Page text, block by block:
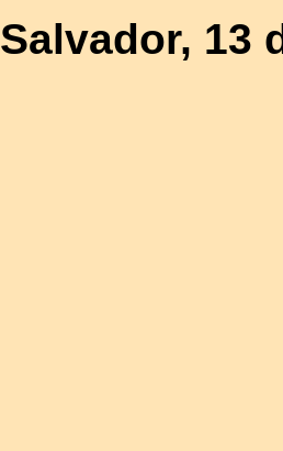
Salvador, 13